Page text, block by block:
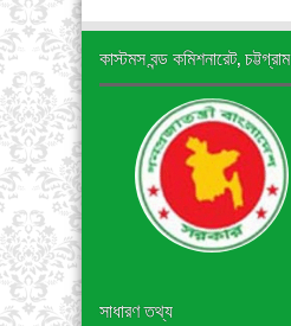
কাস্টমস বন্ড কমিশনারেট, চট্টগ্রাম
সাধারণ তথ্য